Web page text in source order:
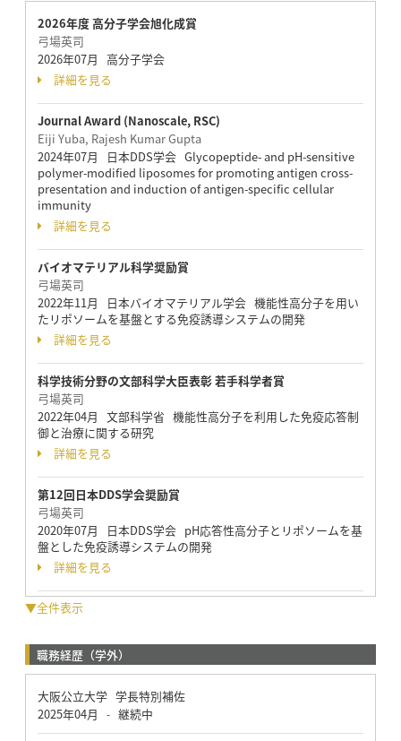
2026年度 高分子学会旭化成賞
弓場英司
2026年07月 高分子学会
詳細を見る
Journal Award (Nanoscale, RSC)
Eiji Yuba, Rajesh Kumar Gupta
2024年07月 日本DDS学会 Glycopeptide- and pH-sensitive
polymer-modified liposomes for promoting antigen cross-
presentation and induction of antigen-specific cellular
immunity
詳細を見る
バイオマテリアル科学奨励賞
弓場英司
2022年11月 日本バイオマテリアル学会 機能性高分子を用い
たリポソームを基盤とする免疫誘導システムの開発
詳細を見る
科学技術分野の文部科学大臣表彰 若手科学者賞
弓場英司
2022年04月 文部科学省 機能性高分子を利用した免疫応答制
御と治療に関する研究
詳細を見る
第12回日本DDS学会奨励賞
弓場英司
2020年07月 日本DDS学会 pH応答性高分子とリポソームを基
盤とした免疫誘導システムの開発
詳細を見る
▼全件表示
職務経歴（学外）
大阪公立大学 学長特別補佐
2025年04月
- 継続中